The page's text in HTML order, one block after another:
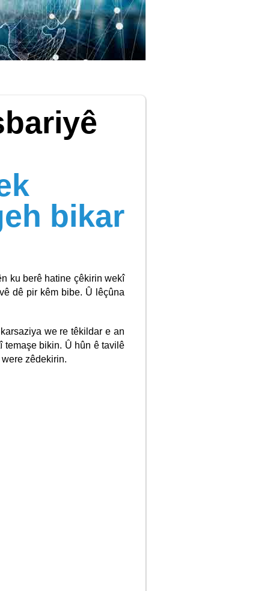
bikar
ku berê hatine çêkirin wekî
dê pir kêm bibe. Û lêçûna
we re têkildar e an
temaşe bikin. Û hûn ê tavilê
zêdekirin.